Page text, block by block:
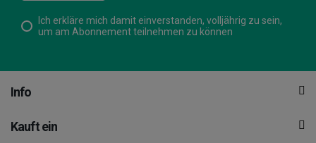
Ich erkläre mich damit einverstanden, volljährig zu sein,
um am Abonnement teilnehmen zu können
Info
Kauft ein